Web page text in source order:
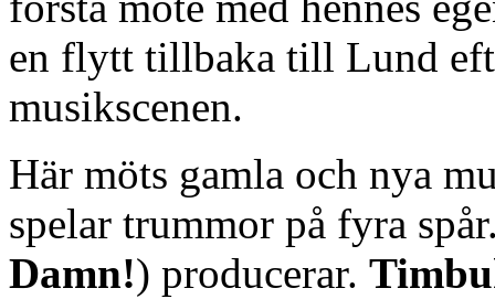
en flytt tillbaka till Lund
musikscenen.
Här möts gamla och nya
spelar trummor på fyra
Damn!) producerar.